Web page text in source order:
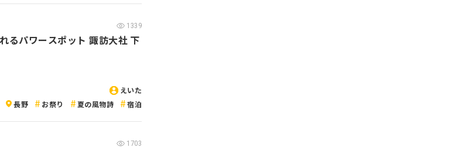
1339
るパワースポット 諏訪大社 下
えいた
長野
お祭り 夏の風物詩 宿泊
1703